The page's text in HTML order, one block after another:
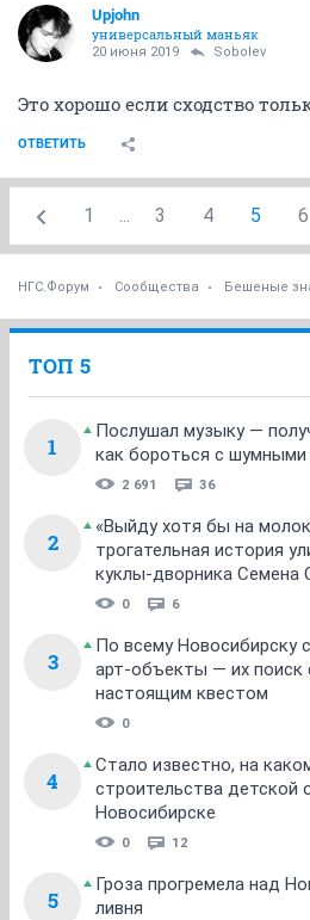
Upjohn
универсальный маньяк
20 июня 2019 Sobolev
Это хорошо если сходство
ОТВЕТИТЬ
1 ... 3 4 5 6
НГС.Форум Сообщества Бешеные
ТОП 5
1
Послушал музыку —
как бороться с
2 691 36
2
«Выйду хотя бы на
трогательная история
куклы-дворника Семена
0 6
3
По всему Новосибирску
арт-объекты — их поиск
настоящим квестом
0
4
Стало известно, на
строительства детской
Новосибирске
0 12
5
Гроза прогремела над
ливня